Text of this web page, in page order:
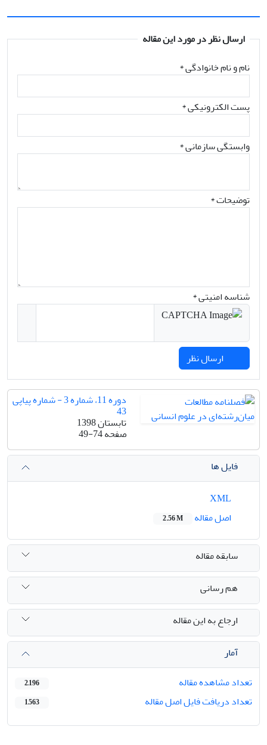
ارسال نظر در مورد این مقاله
نام و نام خانوادگی*
پست الکترونیکی*
وابستگی سازمانی *
توضیحات *
شناسه امنیتی *
دوره 11، شماره 3 - شماره پیاپی
43
تابستان 1398
صفحه49-74
فایل ها
اصل مقاله
2.56 M
سابقه مقاله
هم رسانی
ارجاع به این مقاله
آمار
تعداد مشاهده مقاله
2,196
تعداد دریافت فایل اصل مقاله 1,563